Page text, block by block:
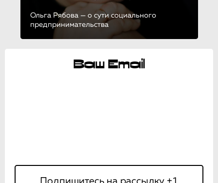
Ольга Рябова — о сути социального
предпринимательства
Ваш Email